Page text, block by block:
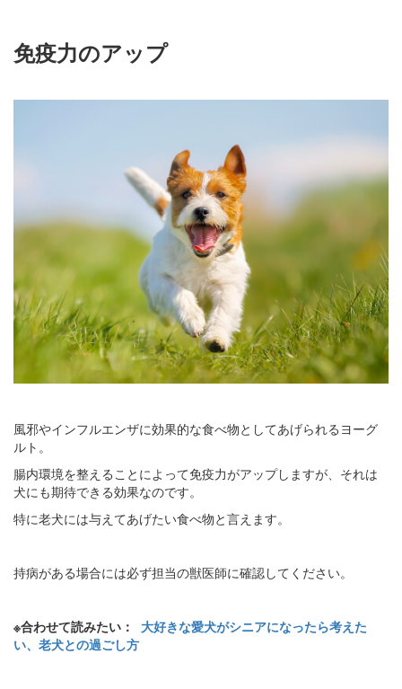
免疫力のアップ
風邪やインフルエンザに効果的な食べ物としてあげられるヨーグ
ルト。
腸内環境を整えることによって免疫力がアップしますが、それは
犬にも期待できる効果なのです。
特に老犬には与えてあげたい食べ物と言えます。
持病がある場合には必ず担当の獣医師に確認してください。
※合わせて読みたい： 大好きな愛犬がシニアになったら考えた
い、老犬との過ごし方